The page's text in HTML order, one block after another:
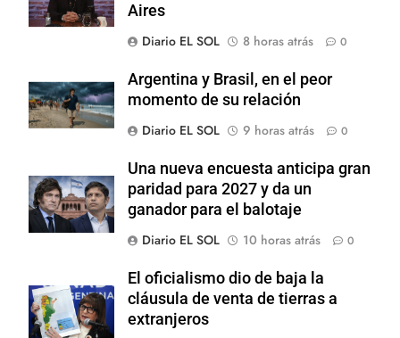
Aires
Diario EL SOL
8 horas atrás 0
Argentina y Brasil, en el peor
momento de su relación
Diario EL SOL
9 horas atrás 0
Una nueva encuesta anticipa gran
paridad para 2027 y da un
ganador para el balotaje
Diario EL SOL
10 horas atrás 0
El oficialismo dio de baja la
cláusula de venta de tierras a
extranjeros